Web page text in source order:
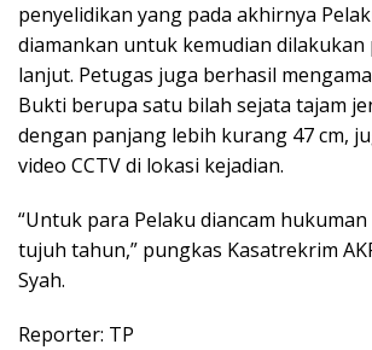
penyelidikan yang pada akhirnya
diamankan untuk kemudian dilakukan
lanjut. Petugas juga berhasil
Bukti berupa satu bilah sejata tajam
dengan panjang lebih kurang 47 cm,
video CCTV di lokasi kejadian.
“Untuk para Pelaku diancam
tujuh tahun,” pungkas Kasatrekrim
Syah.
Reporter: TP